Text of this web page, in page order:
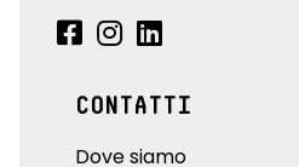
CONTATTI
Dove siamo